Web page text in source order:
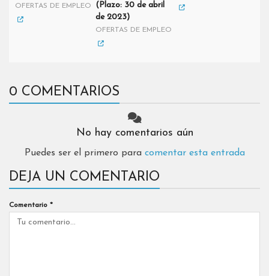
OFERTAS DE EMPLEO
(Plazo: 30 de abril
de 2023)
OFERTAS DE EMPLEO
0 COMENTARIOS
No hay comentarios aún
Puedes ser el primero para comentar esta entrada
DEJA UN COMENTARIO
Comentario *